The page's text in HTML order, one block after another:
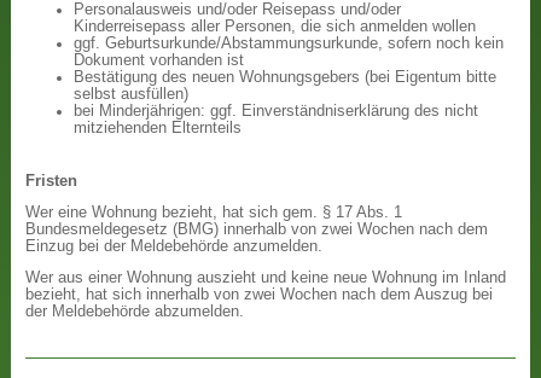
Personalausweis und/oder Reisepass und/oder
Kinderreisepass aller Personen, die sich anmelden wollen
ggf. Geburtsurkunde/Abstammungsurkunde, sofern noch kein
Dokument vorhanden ist
Bestätigung des neuen Wohnungsgebers (bei Eigentum bitte
selbst ausfüllen)
bei Minderjährigen: ggf. Einverständniserklärung des nicht
mitziehenden Elternteils
Fristen
Wer eine Wohnung bezieht, hat sich gem. § 17 Abs. 1
Bundesmeldegesetz (BMG) innerhalb von zwei Wochen nach dem
Einzug bei der Meldebehörde anzumelden.
Wer aus einer Wohnung auszieht und keine neue Wohnung im Inland
bezieht, hat sich innerhalb von zwei Wochen nach dem Auszug bei
der Meldebehörde abzumelden.